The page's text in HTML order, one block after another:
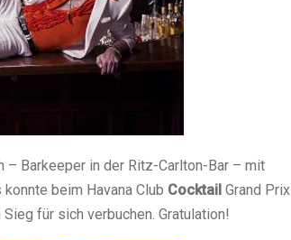
– Barkeeper in der Ritz-Carlton-Bar – mit
beim Havana Club Cocktail Grand Prix
für sich verbuchen. Gratulation!